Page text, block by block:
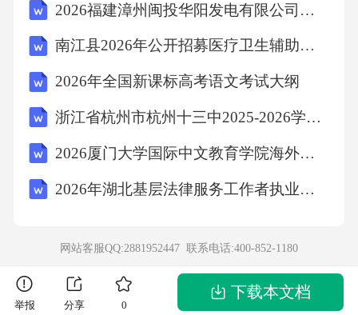
_________________________________________
____________________（2）生当作人杰，死亦
_______________________________15.结合《破
阵子·为陈同甫赋壮词以寄之》（乙词）和
【丙】词，分析辛弃疾的报国情怀；结合《满
江红（小住京华）》和【丁】词，分析两位女
_________________________________________
2026福建漳州闽投华阳发电有限公司招聘43人笔试模拟试题及答案详解
南江县2026年公开招募医疗卫生辅助岗位及医务社会工作服务岗位人员（21人）笔试备考试题及答案详解
2026年全国新课标高考语文考试大纲
浙江省杭州市杭州十三中2025-2026学年下学期八年级科学期末模拟试卷
2026厦门大学国际中文教育学院海外教育学院行政人员招聘1人笔试备考题库及答案详解
2026年湖北基层法律服务工作者执业核准题库含答案
网站客服QQ:2881952447 联系电话:400-852-1180
举报 分享 0
下载本文档